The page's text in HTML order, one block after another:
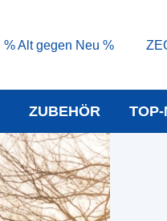
% Alt gegen Neu %
ZUBEHÖR